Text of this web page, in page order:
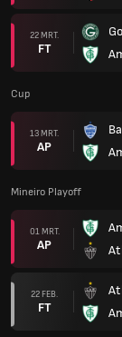
22 MRT.
FT
Cup
13 MRT.
AP
Mineiro Playoff
01 MRT.
AP
22 FEB.
FT